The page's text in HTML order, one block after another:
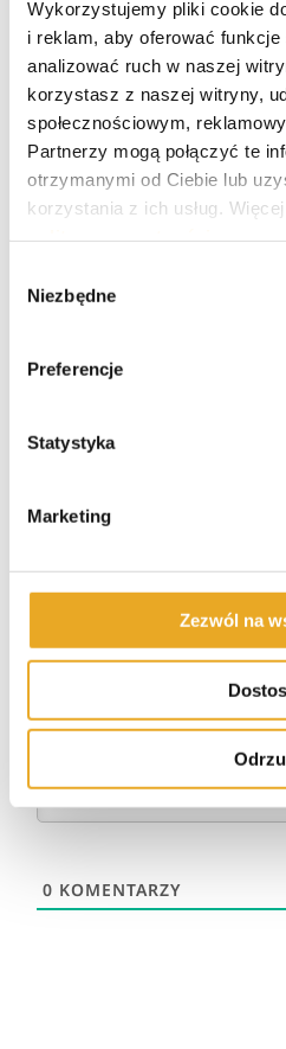
Wykorzystujemy pliki cookie
i reklam, aby oferować funkcje
analizować ruch w naszej
korzystasz z naszej witryny,
społecznościowym,
Partnerzy mogą połączyć te
otrzymanymi od Ciebie lub
korzystania z ich usług.
zgody
Niezbędne
Preferencje
Statystyka
Marketing
Zezwól na
Jakub
Wszystkie
Skończyłem WSB we
zarządzanie.
grafik komputerowy, a
copywriter ze
kraftowego piwa.
Napisz
Napisz
0 KOMENTARZY